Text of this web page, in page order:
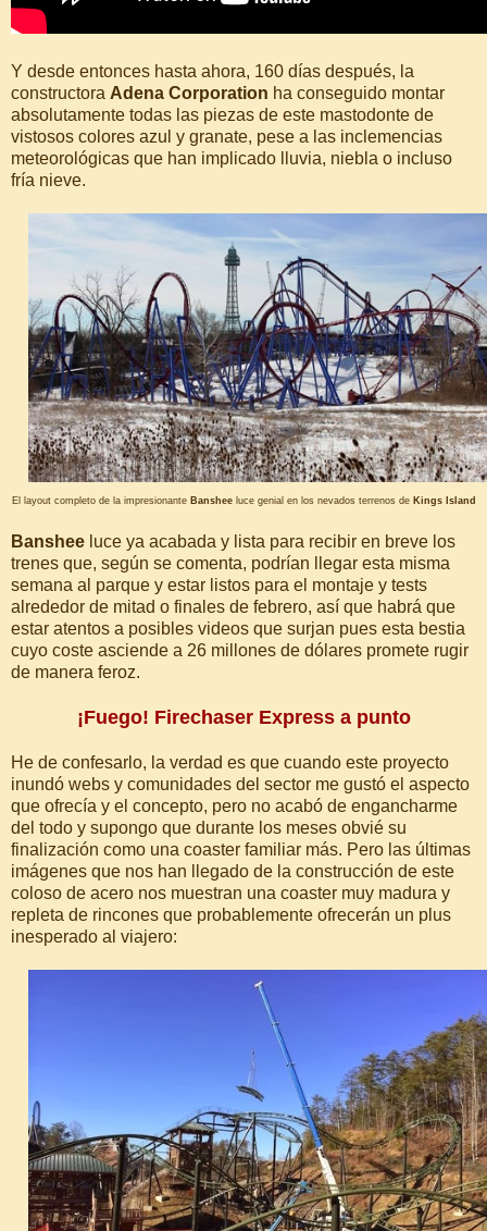
Y desde entonces hasta ahora, 160 días después, la
constructora Adena Corporation ha conseguido montar
absolutamente todas las piezas de este mastodonte de
vistosos colores azul y granate, pese a las inclemencias
meteorológicas que han implicado lluvia, niebla o incluso
fría nieve.
El layout completo de la impresionante Bansheeluce genial en los nevados terrenos de Kings Island
Banshee luce ya acabada y lista para recibir en breve los
trenes que, según se comenta, podrían llegar esta misma
semana al parque y estar listos para el montaje y tests
alrededor de mitad o finales de febrero, así que habrá que
estar atentos a posibles videos que surjan pues esta bestia
cuyo coste asciende a 26 millones de dólares promete rugir
de manera feroz.
¡Fuego! Firechaser Express a punto
He de confesarlo, la verdad es que cuando este proyecto
inundó webs y comunidades del sector me gustó el aspecto
que ofrecía y el concepto, pero no acabó de engancharme
del todo y supongo que durante los meses obvié su
finalización como una coaster familiar más. Pero las últimas
imágenes que nos han llegado de la construcción de este
coloso de acero nos muestran una coaster muy madura y
repleta de rincones que probablemente ofrecerán un plus
inesperado al viajero: